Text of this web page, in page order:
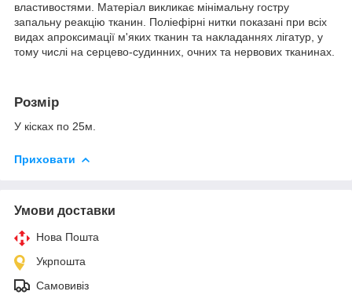
властивостями. Матеріал викликає мінімальну гостру
запальну реакцію тканин. Поліефірні нитки показані при всіх
видах апроксимації м'яких тканин та накладаннях лігатур, у
тому числі на серцево-судинних, очних та нервових тканинах.
Розмір
У кісках по 25м.
Приховати
Умови доставки
Нова Пошта
Укрпошта
Самовивіз